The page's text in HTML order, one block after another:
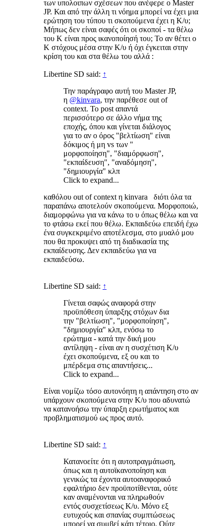
των υπολοιπων σχέσεων που ανέφερε ο Master
JP. Και από την άλλη τι νόημα μπορεί να έχει μια
ερώτηση του τύπου τι σκοπούμενα έχει η Κ/υ;
Μήπως δεν είναι σαφές ότι οι σκοποί - τα θέλω
του Κ είναι προς ικανοποίησή του; Το αν θέτει ο
Κ στόχους μέσα στην Κ/υ ή όχι έγκειται στην
κρίση του και στα θέλω του αλλά :
Libertine SD said: ↑
Την παράγραφο αυτή του Master JP,
η @kinvara, την παρέθεσε out of
context. Το post απαντά
περισσότερο σε άλλο νήμα της
εποχής, όπου και γίνεται διάλογος
για το αν ο όρος "βελτίωση" είναι
δόκιμος ή μη vs των "
μορφοποίηση", "διαμόρφωση",
"εκπαίδευση", "αναδόμηση",
"δημιουργία" κλπ
Click to expand...
καθόλου out of context η kinvara διότι όλα τα
παραπάνω αποτελούν σκοπούμενα. Μορφοποιώ,
διαμορφώνω για να κάνω το υ όπως θέλω και να
το φτάσω εκεί που θέλω. Εκπαιδεύω επειδή έχω
ένα συγκεκριμένο αποτέλεσμα, στο μυαλό μου
που θα προκυψει από τη διαδικασία της
εκπαίδευσης. Δεν εκπαιδεύω για να
εκπαιδεύσω.
Libertine SD said: ↑
Γίνεται σαφώς αναφορά στην
προϋπόθεση ύπαρξης στόχων δια
την "βελτίωση", "μορφοποίηση",
"δημιουργία" κλπ, ενόσω το
ερώτημα - κατά την δική μου
αντίληψη - είναι αν η συσχέτιση Κ/υ
έχει σκοπούμενα, εξ ου και το
μπέρδεμα στις απαντήσεις...
Click to expand...
Είναι νομίζω τόσο αυτονόητη η απάντηση στο αν
υπάρχουν σκοπούμενα στην Κ/υ που αδυνατώ
να κατανοήσω την ύπαρξη ερωτήματος και
προβληματισμού ως προς αυτό.
Libertine SD said: ↑
Κατανοείτε ότι η αυτοπραγμάτωση,
όπως και η αυτοϊκανοποίηση και
γενικώς τα έχοντα αυτοαναφορικό
εφαλτήριο δεν προϋποτίθενται, ούτε
καν αναμένονται να πληρωθούν
εντός συσχετίσεως Κ/υ. Μόνο εξ
ευτυχούς και σπανίας συμπτώσεως
μπορεί να συμβεί κάτι τέτοιο. Ούτε